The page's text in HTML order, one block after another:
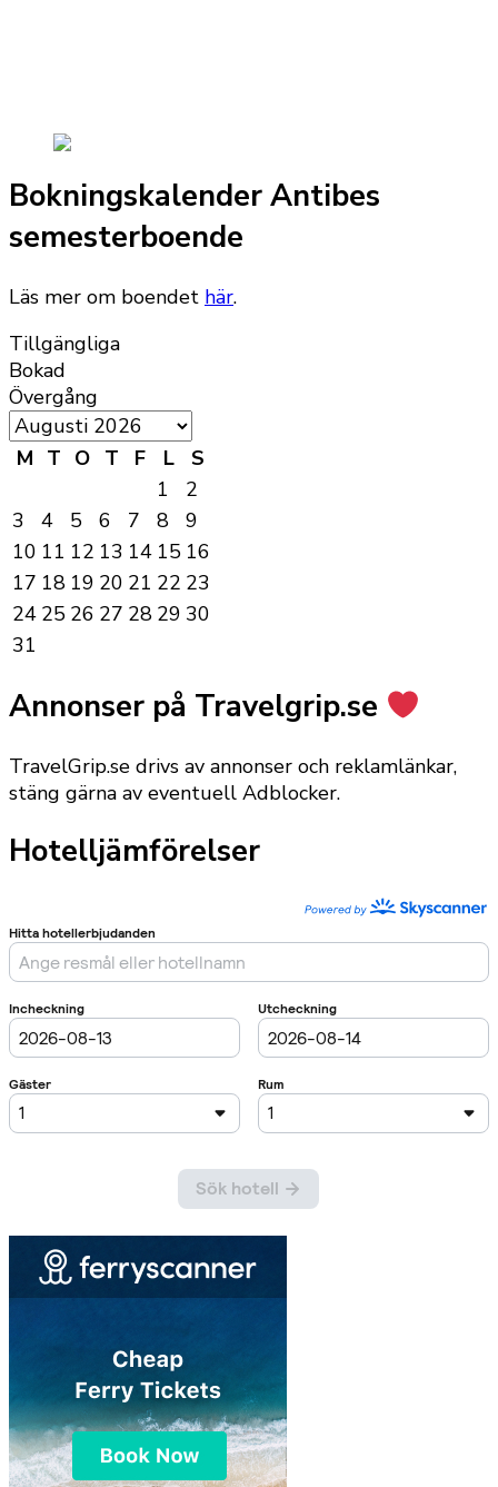
Bokningskalender Antibes
semesterboende
Läs mer om boendet här.
Tillgängliga
Bokad
Övergång
M T O T F L
S
1
2
3
4 5 6 7 8
9
10 11 12 13 14 15 16
17 18 19 20 21 22 23
24 25 26 27 28 29 30
31
Annonser på Travelgrip.se
TravelGrip.se drivs av annonser och reklamlänkar,
stäng gärna av eventuell Adblocker.
Hotelljämförelser